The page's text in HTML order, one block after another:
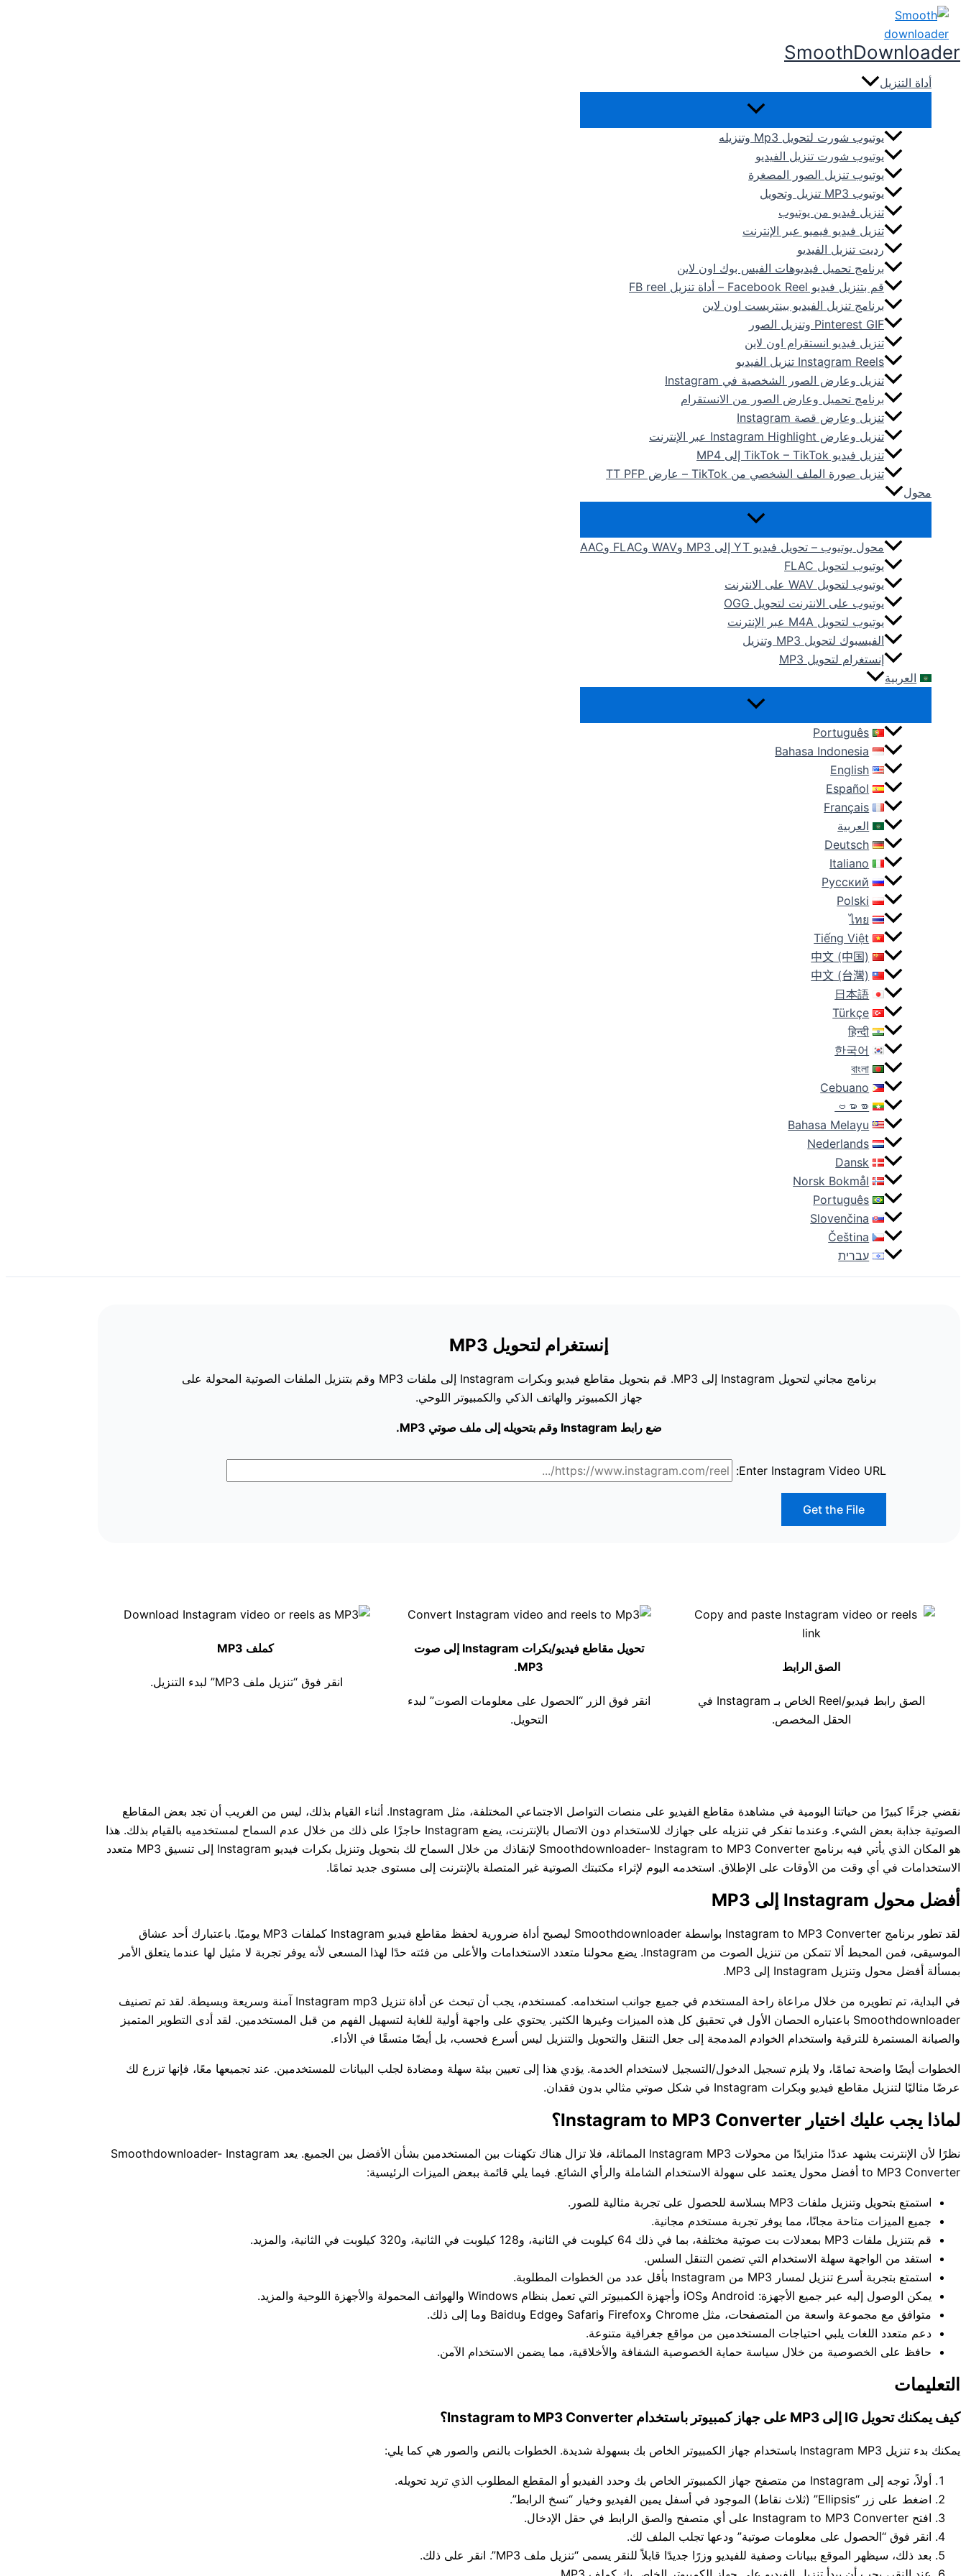
تخطي
إلى
المحتوى
SmoothDownloader
أداة التنزيل
يوتيوب شورت لتحويل Mp3 وتنزيله
يوتيوب شورت تنزيل الفيديو
يوتيوب تنزيل الصور المصغرة
يوتيوب MP3 تنزيل وتحويل
تنزيل فيديو من يوتيوب
تنزيل فيديو فيميو عبر الإنترنت
رديت تنزيل الفيديو
برنامج تحميل فيديوهات الفيس بوك اون لاين
قم بتنزيل فيديو Facebook Reel – أداة تنزيل FB reel
برنامج تنزيل الفيديو بينتريست اون لاين
Pinterest GIF وتنزيل الصور
تنزيل فيديو انستقرام اون لاين
Instagram Reels تنزيل الفيديو
تنزيل وعارض الصور الشخصية في Instagram
برنامج تحميل وعارض الصور من الانستقرام
تنزيل وعارض قصة Instagram
تنزيل وعارض Instagram Highlight عبر الإنترنت
تنزيل فيديو TikTok – TikTok إلى MP4
تنزيل صورة الملف الشخصي من TikTok – عارض TT PFP
محول
محول يوتيوب – تحويل فيديو YT إلى MP3 وWAV وFLAC وAAC
يوتيوب لتحويل FLAC
يوتيوب لتحويل WAV على الانترنت
يوتيوب على الانترنت لتحويل OGG
يوتيوب لتحويل M4A عبر الإنترنت
الفيسبوك لتحويل MP3 وتنزيل
إنستغرام لتحويل MP3
العربية
Português
Bahasa Indonesia
English
Español
Français
العربية
Deutsch
Italiano
Русский
Polski
ไทย
Tiếng Việt
中文 (中国)
中文 (台灣)
日本語
Türkçe
हिन्दी
한국어
বাংলা
Cebuano
ဗမာစာ
Bahasa Melayu
Nederlands
Dansk
Norsk Bokmål
Português
Slovenčina
Čeština
עברית
إنستغرام لتحويل MP3
برنامج مجاني لتحويل Instagram إلى MP3. قم بتحويل مقاطع فيديو وبكرات Instagram إلى ملفات MP3 وقم بتنزيل الملفات الصوتية المحولة على
جهاز الكمبيوتر والهاتف الذكي والكمبيوتر اللوحي.
ضع رابط Instagram وقم بتحويله إلى ملف صوتي MP3.
Enter Instagram Video URL:
Get the File
الصق الرابط
الصق رابط فيديو/Reel الخاص بـ Instagram في
الحقل المخصص.
تحويل مقاطع فيديو/بكرات Instagram إلى صوت
MP3.
انقر فوق الزر “الحصول على معلومات الصوت” لبدء
التحويل.
كملف MP3
انقر فوق “تنزيل ملف MP3” لبدء التنزيل.
نقضي جزءًا كبيرًا من حياتنا اليومية في مشاهدة مقاطع الفيديو على منصات التواصل الاجتماعي المختلفة، مثل Instagram. أثناء القيام بذلك، ليس من الغريب أن تجد بعض المقاطع
الصوتية جذابة بعض الشيء. وعندما تفكر في تنزيله على جهازك للاستخدام دون الاتصال بالإنترنت، يضع Instagram حاجزًا على ذلك من خلال عدم السماح لمستخدميه بالقيام بذلك. هذا
هو المكان الذي يأتي فيه برنامج Smoothdownloader- Instagram to MP3 Converter لإنقاذك من خلال السماح لك بتحويل وتنزيل بكرات فيديو Instagram إلى تنسيق MP3 متعدد
الاستخدامات في أي وقت من الأوقات على الإطلاق. استخدمه اليوم لإثراء مكتبتك الصوتية غير المتصلة بالإنترنت إلى مستوى جديد تمامًا.
أفضل محول Instagram إلى MP3
لقد تطور برنامج Instagram to MP3 Converter بواسطة Smoothdownloader ليصبح أداة ضرورية لحفظ مقاطع فيديو Instagram كملفات MP3 يوميًا. باعتبارك أحد عشاق
الموسيقى، فمن المحبط ألا تتمكن من تنزيل الصوت من Instagram. يضع محولنا متعدد الاستخدامات والأعلى من فئته حدًا لهذا المسعى لأنه يوفر تجربة لا مثيل لها عندما يتعلق الأمر
بمسألة أفضل محول وتنزيل Instagram إلى MP3.
في البداية، تم تطويره من خلال مراعاة راحة المستخدم في جميع جوانب استخدامه. كمستخدم، يجب أن تبحث عن أداة تنزيل Instagram mp3 آمنة وسريعة وبسيطة. لقد تم تصنيف
Smoothdownloader باعتباره الحصان الأول في تحقيق كل هذه الميزات وغيرها الكثير. يحتوي على واجهة أولية للغاية لتسهيل الفهم من قبل المستخدمين. لقد أدى التطوير المتميز
والصيانة المستمرة للترقية واستخدام الخوادم المدمجة إلى جعل التنقل والتحويل والتنزيل ليس أسرع فحسب، بل أيضًا متسقًا في الأداء.
الخطوات أيضًا واضحة تمامًا، ولا يلزم تسجيل الدخول/التسجيل لاستخدام الخدمة. يؤدي هذا إلى تعيين بيئة سهلة ومضادة لجلب البيانات للمستخدمين. عند تجميعها معًا، فإنها تزرع لك
عرضًا مثاليًا لتنزيل مقاطع فيديو وبكرات Instagram في شكل صوتي مثالي بدون فقدان.
لماذا يجب عليك اختيار Instagram to MP3 Converter؟
نظرًا لأن الإنترنت يشهد عددًا متزايدًا من محولات Instagram MP3 المماثلة، فلا تزال هناك تكهنات بين المستخدمين بشأن الأفضل بين الجميع. يعد Smoothdownloader- Instagram
to MP3 Converter أفضل محول يعتمد على سهولة الاستخدام الشاملة والرأي الشائع. فيما يلي قائمة ببعض الميزات الرئيسية:
استمتع بتحويل وتنزيل ملفات MP3 بسلاسة للحصول على تجربة مثالية للصور.
جميع الميزات متاحة مجانًا، مما يوفر تجربة مستخدم مجانية.
قم بتنزيل ملفات MP3 بمعدلات بت صوتية مختلفة، بما في ذلك 64 كيلوبت في الثانية، و128 كيلوبت في الثانية، و320 كيلوبت في الثانية، والمزيد.
استفد من الواجهة سهلة الاستخدام التي تضمن التنقل السلس.
استمتع بتجربة أسرع تنزيل لمسار MP3 من Instagram بأقل عدد من الخطوات المطلوبة.
يمكن الوصول إليه عبر جميع الأجهزة: Android وiOS وأجهزة الكمبيوتر التي تعمل بنظام Windows والهواتف المحمولة والأجهزة اللوحية والمزيد.
متوافق مع مجموعة واسعة من المتصفحات، مثل Chrome وFirefox وSafari وEdge وBaidu وما إلى ذلك.
دعم متعدد اللغات يلبي احتياجات المستخدمين من مواقع جغرافية متنوعة.
حافظ على الخصوصية من خلال سياسة حماية الخصوصية الشفافة والأخلاقية، مما يضمن الاستخدام الآمن.
التعليمات
كيف يمكنك تحويل IG إلى MP3 على جهاز كمبيوتر باستخدام Instagram to MP3 Converter؟
يمكنك بدء تنزيل Instagram MP3 باستخدام جهاز الكمبيوتر الخاص بك بسهولة شديدة. الخطوات بالنص والصور هي كما يلي:
أولاً، توجه إلى Instagram من متصفح جهاز الكمبيوتر الخاص بك وحدد الفيديو أو المقطع المطلوب الذي تريد تحويله.
اضغط على زر “Ellipsis” (ثلاث نقاط) الموجود في أسفل يمين الفيديو وخيار “نسخ الرابط”.
افتح Instagram to MP3 Converter على أي متصفح والصق الرابط في حقل الإدخال.
انقر فوق “الحصول على معلومات صوتية” ودعها تجلب الملف لك.
بعد ذلك، سيظهر الموقع ببيانات وصفية للفيديو وزرًا جديدًا قابلاً للنقر يسمى “تنزيل ملف MP3”. انقر على ذلك.